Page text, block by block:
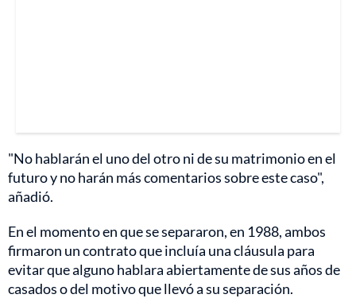
"No hablarán el uno del otro ni de su matrimonio en el
futuro y no harán más comentarios sobre este caso",
añadió.
En el momento en que se separaron, en 1988, ambos
firmaron un contrato que incluía una cláusula para
evitar que alguno hablara abiertamente de sus años de
casados o del motivo que llevó a su separación.